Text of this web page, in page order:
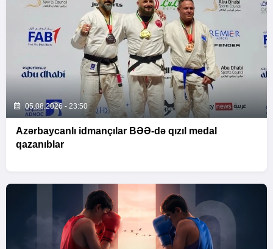
05.08.2026 - 23:50
Azərbaycanlı idmançılar BƏƏ-də qızıl medal
qazanıblar